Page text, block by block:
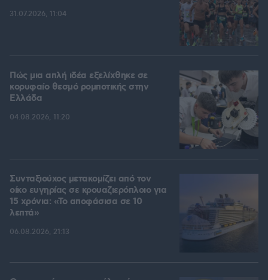
31.07.2026, 11:04
Πώς μια απλή ιδέα εξελίχθηκε σε
κορυφαίο θεσμό ρομποτικής στην
Ελλάδα
04.08.2026, 11:20
Συνταξιούχος μετακομίζει από τον
οίκο ευγηρίας σε κρουαζιερόπλοιο για
15 χρόνια: «Το αποφάσισα σε 10
λεπτά»
06.08.2026, 21:13